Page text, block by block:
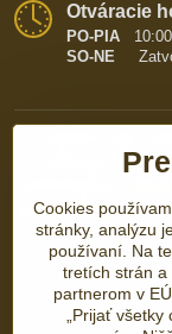
Otváracie
PO-PIA
SO-NE
Cookies
stránky, analýzu
používaní. Na
tretích strán a
partnerom v
„Prijať